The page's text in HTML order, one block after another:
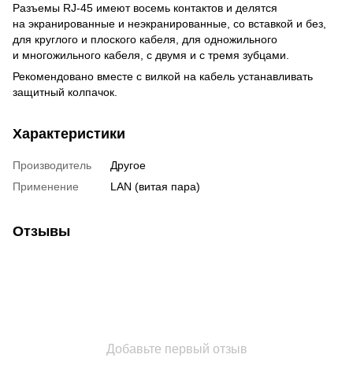
Разъемы RJ-45 имеют восемь контактов и делятся
на экранированные и неэкранированные, со вставкой и без,
для круглого и плоского кабеля, для одножильного
и многожильного кабеля, с двумя и с тремя зубцами.
Рекомендовано вместе с вилкой на кабель устанавливать
защитный колпачок.
Характеристики
Производитель
Другое
Применение
LAN (витая пара)
Отзывы
Добавьте первый отзыв